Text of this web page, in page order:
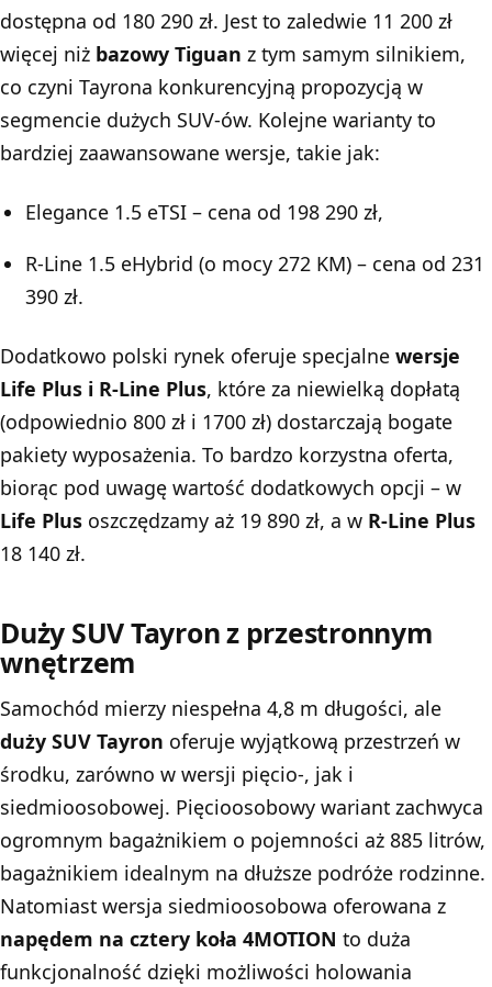
dostępna od 180 290 zł. Jest to zaledwie 11 200 zł
więcej niż bazowy Tiguan z tym samym silnikiem,
co czyni Tayrona konkurencyjną propozycją w
segmencie dużych SUV-ów. Kolejne warianty to
bardziej zaawansowane wersje, takie jak:
Elegance 1.5 eTSI – cena od 198 290 zł,
R-Line 1.5 eHybrid (o mocy 272 KM) – cena od 231
390 zł.
Dodatkowo polski rynek oferuje specjalne wersje
Life Plus i R-Line Plus, które za niewielką dopłatą
(odpowiednio 800 zł i 1700 zł) dostarczają bogate
pakiety wyposażenia. To bardzo korzystna oferta,
biorąc pod uwagę wartość dodatkowych opcji – w
Life Plus oszczędzamy aż 19 890 zł, a w R-Line Plus
18 140 zł.
Duży SUV Tayron z przestronnym
wnętrzem
Samochód mierzy niespełna 4,8 m długości, ale
duży SUV Tayron oferuje wyjątkową przestrzeń w
środku, zarówno w wersji pięcio-, jak i
siedmioosobowej. Pięcioosobowy wariant zachwyca
ogromnym bagażnikiem o pojemności aż 885 litrów,
bagażnikiem idealnym na dłuższe podróże rodzinne.
Natomiast wersja siedmioosobowa oferowana z
napędem na cztery koła 4MOTION to duża
funkcjonalność dzięki możliwości holowania